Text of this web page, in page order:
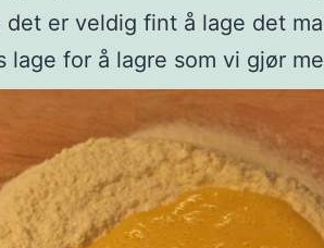
det er veldig fint å lage det
lage for å lagre som vi gjør